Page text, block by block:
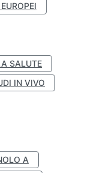
SALUTE
IN VIVO
A